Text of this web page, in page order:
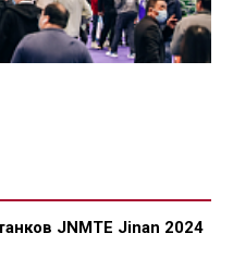
JNMTE Jinan 2024